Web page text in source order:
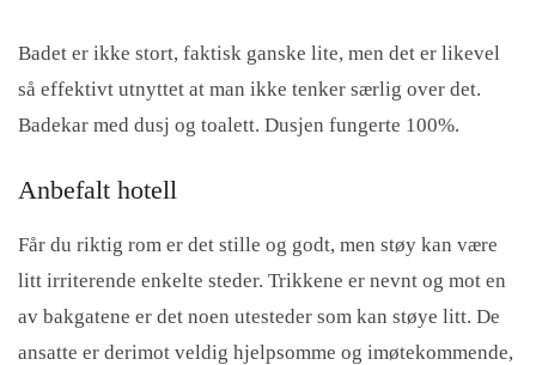
Badet er ikke stort, faktisk ganske lite, men det er likevel
så effektivt utnyttet at man ikke tenker særlig over det.
Badekar med dusj og toalett. Dusjen fungerte 100%.
Anbefalt hotell
Får du riktig rom er det stille og godt, men støy kan være
litt irriterende enkelte steder. Trikkene er nevnt og mot en
av bakgatene er det noen utesteder som kan støye litt. De
ansatte er derimot veldig hjelpsomme og imøtekommende,